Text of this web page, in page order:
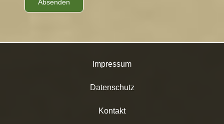
Impressum
Datenschutz
Kontakt